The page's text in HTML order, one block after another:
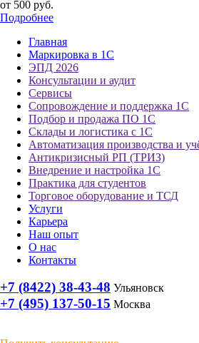
от 500 руб.
Подробнее
Главная
Маркировка в 1С
ЭПД 2026
Консультации и аудит
Сервисы
Сопровождение и поддержка 1С
Подбор и продажа ПО 1С
Склады и логистика с 1С
Автоматизация производства и
Антикризисный РП (ТРИЗ)
Внедрение и настройка 1С
Практика для студентов
Торговое оборудование и ТСД
Услуги
Карьера
Наш опыт
О нас
Контакты
+7 (8422) 38-43-48 Ульяновск
+7 (495) 137-50-15 Москва